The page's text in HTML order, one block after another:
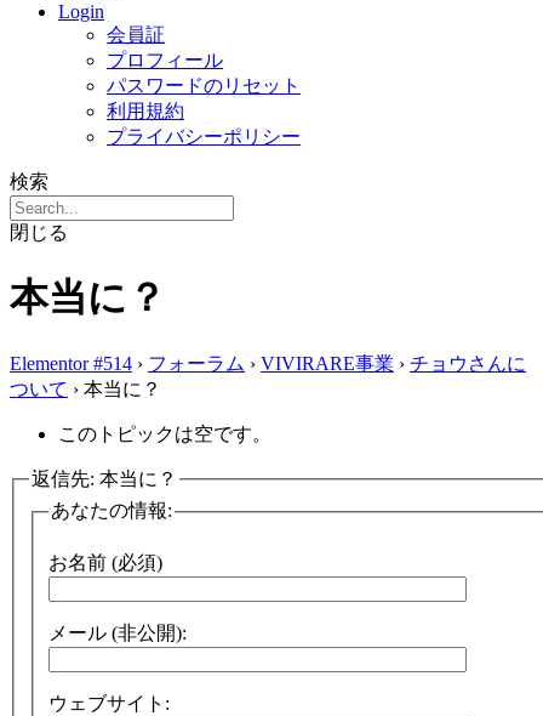
Login
会員証
プロフィール
パスワードのリセット
利用規約
プライバシーポリシー
検索
閉じる
本当に？
Elementor #514 › フォーラム › VIVIRARE事業 › チョウさんに
ついて › 本当に？
このトピックは空です。
返信先: 本当に？
あなたの情報:
お名前 (必須)
メール (非公開):
ウェブサイト: